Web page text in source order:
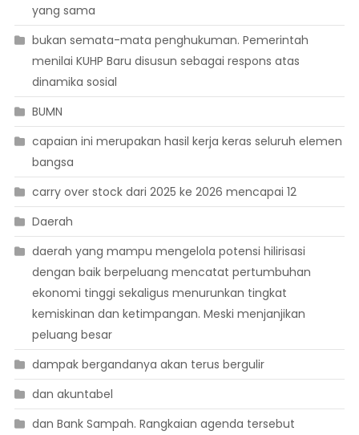
yang sama
bukan semata-mata penghukuman. Pemerintah
menilai KUHP Baru disusun sebagai respons atas
dinamika sosial
BUMN
capaian ini merupakan hasil kerja keras seluruh elemen
bangsa
carry over stock dari 2025 ke 2026 mencapai 12
Daerah
daerah yang mampu mengelola potensi hilirisasi
dengan baik berpeluang mencatat pertumbuhan
ekonomi tinggi sekaligus menurunkan tingkat
kemiskinan dan ketimpangan. Meski menjanjikan
peluang besar
dampak bergandanya akan terus bergulir
dan akuntabel
dan Bank Sampah. Rangkaian agenda tersebut